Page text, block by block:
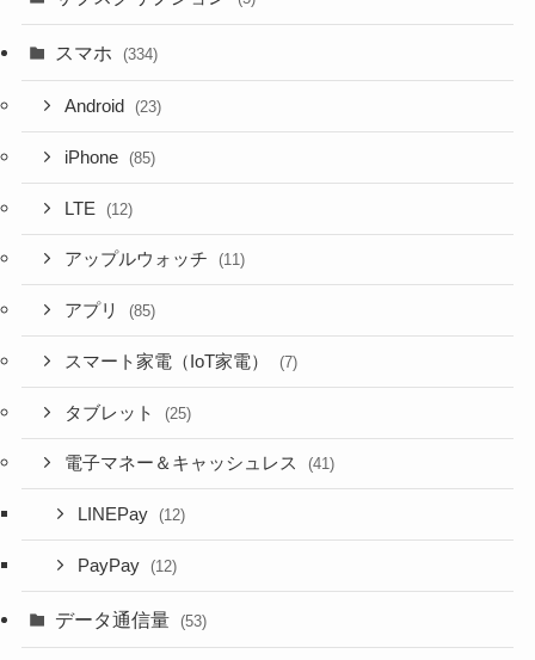
スマホ (334)
Android (23)
iPhone (85)
LTE (12)
アップルウォッチ (11)
アプリ (85)
スマート家電（IoT家電） (7)
タブレット (25)
電子マネー＆キャッシュレス (41)
LINEPay (12)
PayPay (12)
データ通信量 (53)